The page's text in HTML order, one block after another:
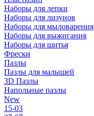
Наборы для лепки
Наборы для лизунов
Наборы для мыловарения
Наборы для выжигания
Наборы для шитья
Фрески
Пазлы
Пазлы для малышей
3D Пазлы
Напольные пазлы
New
15-03